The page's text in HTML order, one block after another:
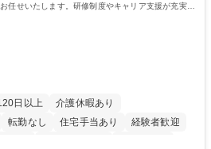
任せいたします。研修制度やキャリア支援が充実し
日以上
介護休暇あり
転勤なし 住宅手当あり
経験者歓迎